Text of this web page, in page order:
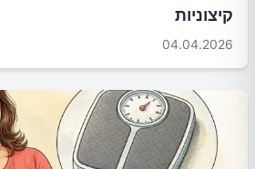
קיצוניות
04.04.2026